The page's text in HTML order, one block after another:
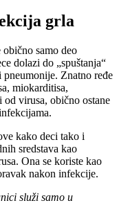
grla
samo deo
dolazi do „spuštanja“
Znatno ređe
miokarditisa,
virusa, obično ostane
kako deci tako i
sredstava kao
Ona se koriste kao
nakon infekcije.
služi samo u